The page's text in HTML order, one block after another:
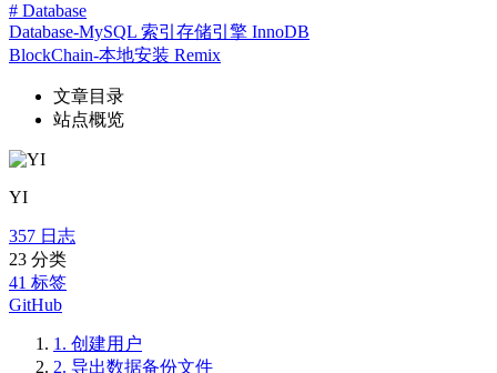
# Database
Database-MySQL 索引存储引擎 InnoDB
BlockChain-本地安装 Remix
文章目录
站点概览
YI
357 日志
23 分类
41 标签
GitHub
1. 创建用户
2. 导出数据备份文件